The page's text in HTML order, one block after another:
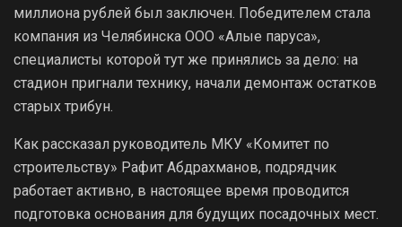
миллиона рублей был заключен. Победителем стала
компания из Челябинска ООО «Алые паруса»,
специалисты которой тут же принялись за дело: на
стадион пригнали технику, начали демонтаж остатков
старых трибун.
Как рассказал руководитель МКУ «Комитет по
строительству» Рафит Абдрахманов, подрядчик
работает активно, в настоящее время проводится
подготовка основания для будущих посадочных мест.